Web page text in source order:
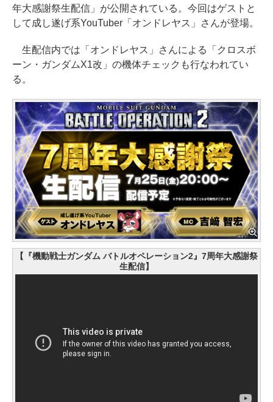
年大感謝祭生配信」が公開されている。今回はゲストと
して成し遂げ系YouTuber「オンドレヤス」さんが登場。
生配信内では「オンドレヤス」さんによる「クロスボ
ーン・ガンダムX1改」の機体チェックも行なわれてい
る。
【『機動戦士ガンダム バトルオペレーション2』7周年大感謝祭
生配信】